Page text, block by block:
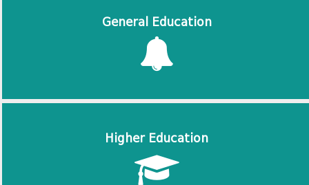
General Education
Higher Education